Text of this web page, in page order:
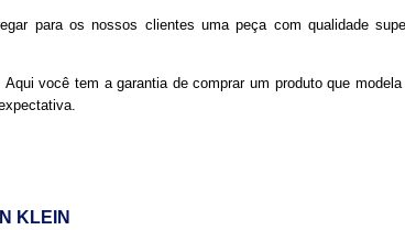
para os nossos clientes uma peça com qualidade
você tem a garantia de comprar um produto que
KLEIN